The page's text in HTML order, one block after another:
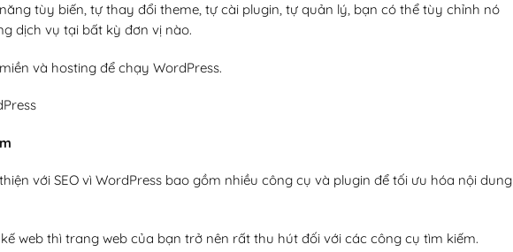
tùy biến, tự thay đổi theme, tự cài plugin, tự quản lý, bạn có thể tùy chỉnh nó
dịch vụ tại bất kỳ đơn vị nào.
và hosting để chạy WordPress.
với SEO vì WordPress bao gồm nhiều công cụ và plugin để tối ưu hóa nội dung
web thì trang web của bạn trở nên rất thu hút đối với các công cụ tìm kiếm.